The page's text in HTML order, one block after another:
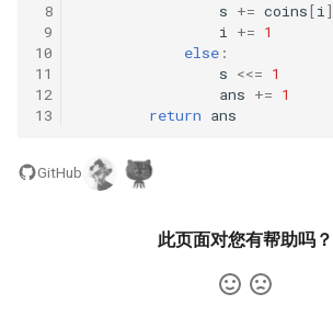
39. 数组中出现次数超过一半
的数字
40. 最小的 k 个数
43. 1 ～ n 整数中 1 出现的次
37. 小行星碰撞
38. 每日温度
40. 矩阵中最大的矩形
41. 滑动窗口的平均值
8.1. 三步问题
8.2. 迷路的机器人
8
9
10
11
12
13
s += coins[i]
i += 1
else :
s <<= 1
ans += 1
return ans
GitHub
此页面对您有帮助吗？